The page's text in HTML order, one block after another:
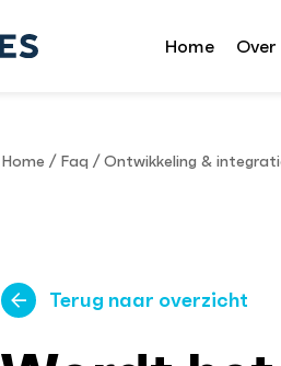
Home Over
Home / Faq /Ontwikkeling &
Terug naar overzicht